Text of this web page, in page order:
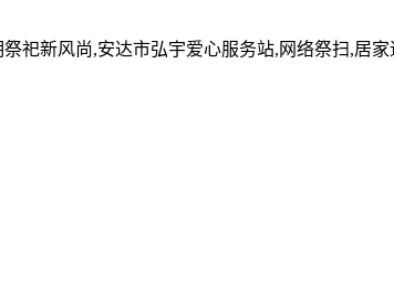
祀新风尚,安达市弘宇爱心服务站,网络祭扫,居